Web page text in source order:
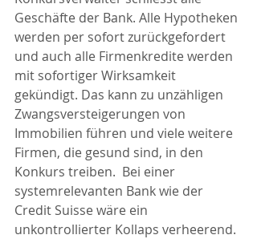
Geschäfte der Bank. Alle Hypotheken
werden per sofort zurückgefordert
und auch alle Firmenkredite werden
mit sofortiger Wirksamkeit
gekündigt. Das kann zu unzähligen
Zwangsversteigerungen von
Immobilien führen und viele weitere
Firmen, die gesund sind, in den
Konkurs treiben.  Bei einer
systemrelevanten Bank wie der
Credit Suisse wäre ein
unkontrollierter Kollaps verheerend.